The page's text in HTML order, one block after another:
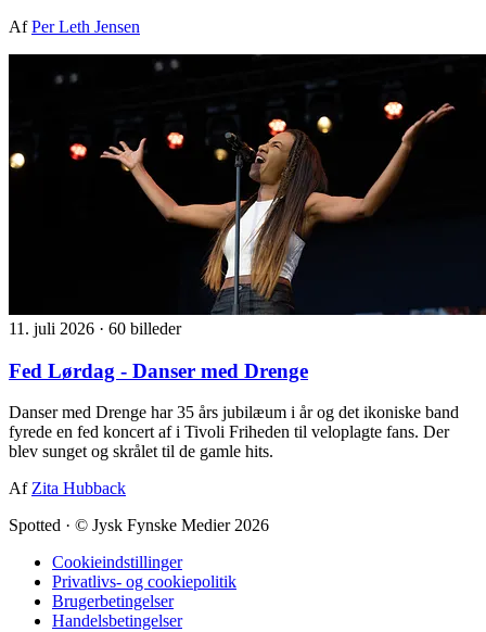
AfPer Leth Jensen
11. juli 2026 · 60 billeder
Fed Lørdag - Danser med Drenge
Danser med Drenge har 35 års jubilæum i år og det ikoniske band
fyrede en fed koncert af i Tivoli Friheden til veloplagte fans. Der
blev sunget og skrålet til de gamle hits.
Af Zita Hubback
Spotted · © Jysk Fynske Medier 2026
Cookieindstillinger
Privatlivs- og cookiepolitik
Brugerbetingelser
Handelsbetingelser